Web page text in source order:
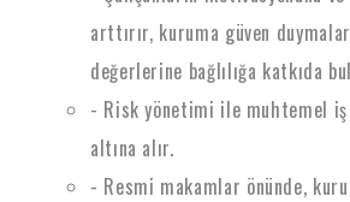
arttırır, kuruma güven
değerlerine bağlılığa katkıda
- Risk yönetimi ile muhtemel iş
altına alır.
- Resmi makamlar önünde,